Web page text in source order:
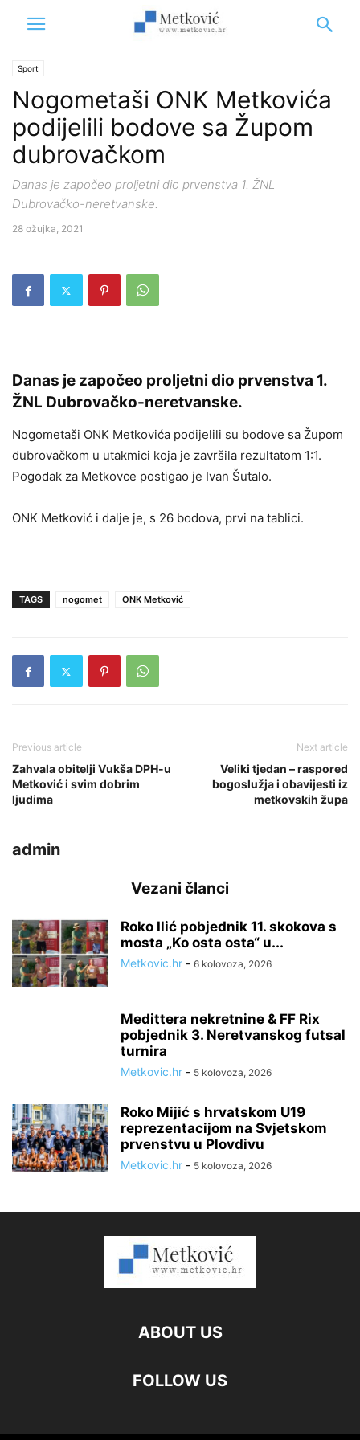
Sport
Nogometaši ONK Metkovića
podijelili bodove sa Župom
dubrovačkom
Danas je započeo proljetni dio prvenstva 1. ŽNL
Dubrovačko-neretvanske.
28 ožujka, 2021
Danas je započeo proljetni dio prvenstva 1.
ŽNL Dubrovačko-neretvanske.
Nogometaši ONK Metkovića podijelili su bodove sa Župom
dubrovačkom u utakmici koja je završila rezultatom 1:1.
Pogodak za Metkovce postigao je Ivan Šutalo.
ONK Metković i dalje je, s 26 bodova, prvi na tablici.
TAGS nogomet ONK Metković
Previous article
Zahvala obitelji Vukša DPH-u
Metković i svim dobrim
ljudima
Next article
Veliki tjedan – raspored
bogoslužja i obavijesti iz
metkovskih župa
admin
Vezani članci
Roko Ilić pobjednik 11. skokova s
mosta „Ko osta osta“ u...
Metkovic.hr - 6 kolovoza, 2026
Medittera nekretnine & FF Rix
pobjednik 3. Neretvanskog futsal
turnira
Metkovic.hr - 5 kolovoza, 2026
Roko Mijić s hrvatskom U19
reprezentacijom na Svjetskom
prvenstvu u Plovdivu
Metkovic.hr - 5 kolovoza, 2026
ABOUT US
FOLLOW US